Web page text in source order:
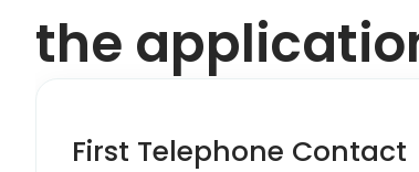
the
First Telephone Contact